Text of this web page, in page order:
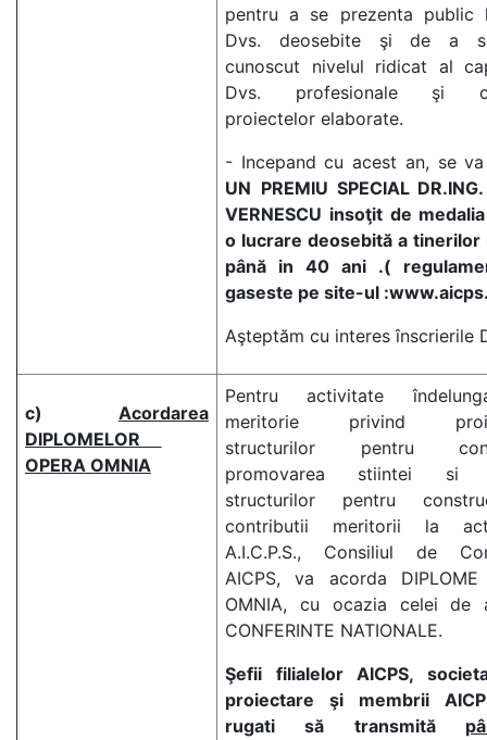
pentru a se prezenta public
Dvs. deosebite şi de a
cunoscut nivelul ridicat al
Dvs. profesionale şi
proiectelor elaborate.
- Incepand cu acest an, se
UN PREMIU SPECIAL
VERNESCU insoţit de
o lucrare deosebită a tinerilor
până in 40 ani .(
gaseste pe site-ul
Aşteptăm cu interes înscrierile
c) Acordarea
DIPLOMELOR
OPERA OMNIA
Pentru activitate
meritorie privind
structurilor pentru
promovarea stiintei si
structurilor pentru
contributii meritorii la
A.I.C.P.S., Consiliul de
AICPS, va acorda DIPLOME
OMNIA, cu ocazia celei de
CONFERINTE NATIONALE.
Şefii filialelor AICPS,
proiectare şi membrii
rugati să transmită